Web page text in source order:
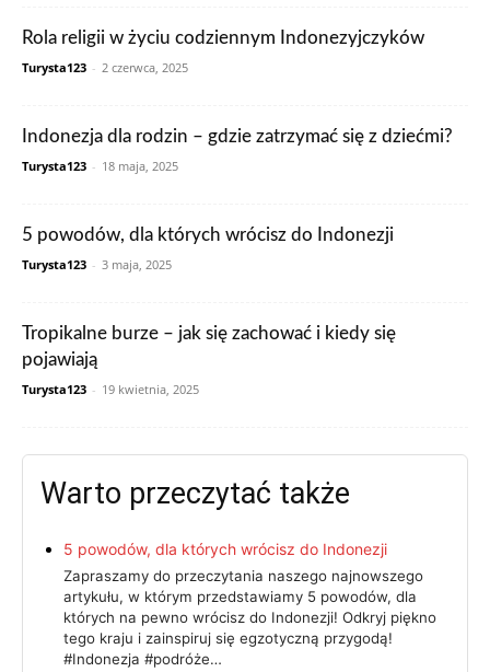
Rola religii w życiu codziennym Indonezyjczyków
Turysta123 - 2 czerwca, 2025
Indonezja dla rodzin – gdzie zatrzymać się z dziećmi?
Turysta123 - 18 maja, 2025
5 powodów, dla których wrócisz do Indonezji
Turysta123 - 3 maja, 2025
Tropikalne burze – jak się zachować i kiedy się
pojawiają
Turysta123 - 19 kwietnia, 2025
Warto przeczytać także
5 powodów, dla których wrócisz do Indonezji
Zapraszamy do przeczytania naszego najnowszego
artykułu, w którym przedstawiamy 5 powodów, dla
których na pewno wrócisz do Indonezji! Odkryj piękno
tego kraju i zainspiruj się egzotyczną przygodą!
#Indonezja #podróże…